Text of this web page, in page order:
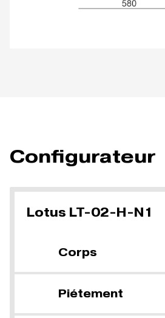
Configurateur
Lotus LT-02-H-N1
Corps
Piétement